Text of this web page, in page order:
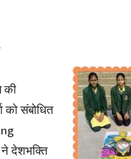
की
को संबोधित
देशभक्ति